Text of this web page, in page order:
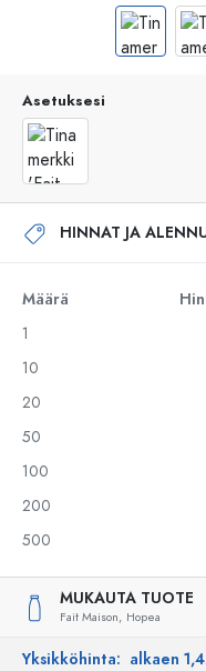
Asetuksesi
HINNAT JA
Määrä
1
10
20
50
100
200
500
MUKAUTA TUOTE
Fait Maison, Hopea
Yksikköhinta: alkaen